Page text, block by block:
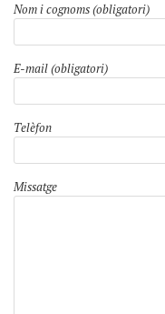
Nom i cognoms (obligatori)
E-mail (obligatori)
Telèfon
Missatge